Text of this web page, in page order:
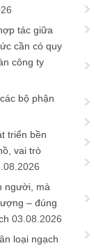
tác giữa
cần có quy
công ty
bộ phận
triển bền
vai trò
người, mà
– đúng
03.08.2026
loại ngạch